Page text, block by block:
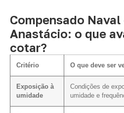
Compensado
Anastácio: o que
cotar?
Critério O que deve ser
Exposição à
umidade
Condições de
umidade e